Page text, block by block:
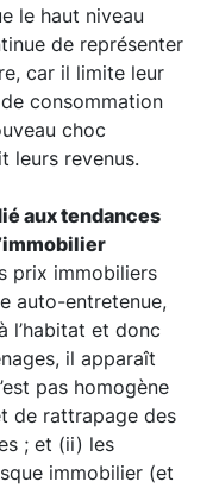
le haut niveau
de représenter
car il limite leur
consommation
choc
leurs revenus.
aux tendances
prix immobiliers
auto-entretenue,
l’habitat et donc
il apparaît
pas homogène
de rattrapage des
; et (ii) les
immobilier (et